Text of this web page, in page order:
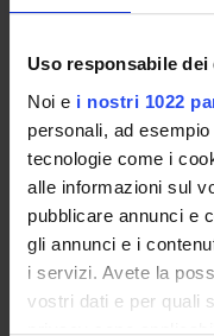
Uso responsabile dei
Noi e i nostri 1022
personali, ad
tecnologie come i
alle informazioni sul
pubblicare annunci e
gli annunci e i
i servizi. Avete la
vostri dati e per quali
privacy sono
PARTECIPANTI AL
Michele Tinazzi
SEZIONI
Neurologia